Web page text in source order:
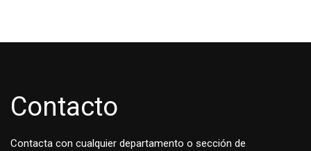
Contacto
Contacta con cualquier departamento o sección de